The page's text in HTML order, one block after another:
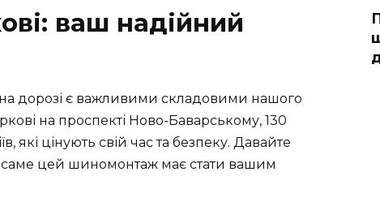
ваш надійний
на дорозі є важливими складовими нашого
на проспекті Ново-Баварському, 130
які цінують свій час та безпеку. Давайте
саме цей шиномонтаж має стати вашим